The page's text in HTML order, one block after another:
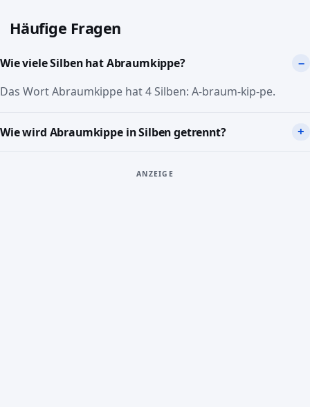
Häufige Fragen
Wie viele Silben hat Abraumkippe?
Das Wort Abraumkippe hat 4 Silben: A-braum-kip-pe.
Wie wird Abraumkippe in Silben getrennt?
ANZEIGE